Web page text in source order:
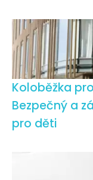
Koloběžka
Bezpečný a
pro děti